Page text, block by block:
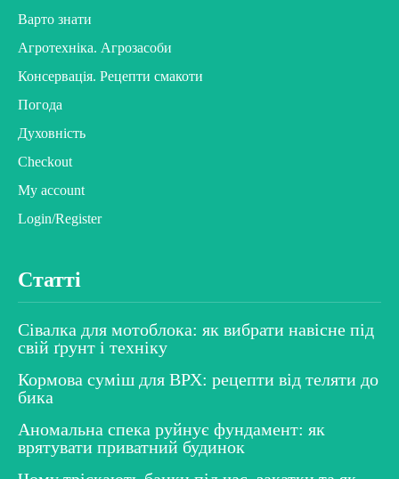
Варто знати
Агротехніка. Агрозасоби
Консервація. Рецепти смакоти
Погода
Духовність
Checkout
My account
Login/Register
Статті
Сівалка для мотоблока: як вибрати навісне під
свій ґрунт і техніку
Кормова суміш для ВРХ: рецепти від теляти до
бика
Аномальна спека руйнує фундамент: як
врятувати приватний будинок